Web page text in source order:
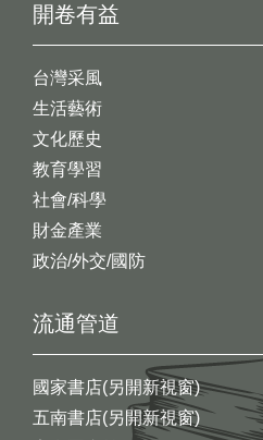
開卷有益
台灣采風
生活藝術
文化歷史
教育學習
社會/科學
財金產業
政治/外交/國防
流通管道
國家書店(另開新視窗)
五南書店(另開新視窗)